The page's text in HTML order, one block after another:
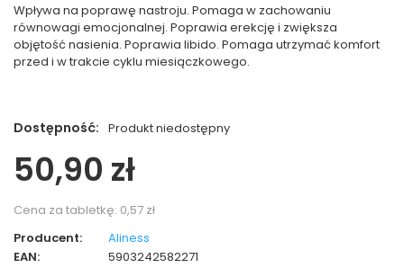
Wpływa na poprawę nastroju. Pomaga w zachowaniu
równowagi emocjonalnej. Poprawia erekcję i zwiększa
objętość nasienia. Poprawia libido. Pomaga utrzymać komfort
przed i w trakcie cyklu miesiączkowego.
Dostępność: Produkt niedostępny
50,90 zł
Cena za tabletkę: 0,57 zł
Producent:
Aliness
EAN:
5903242582271